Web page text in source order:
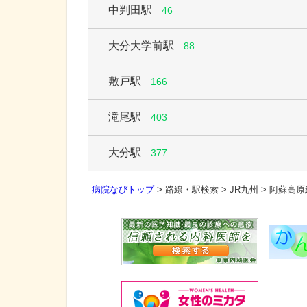
中判田駅 46
大分大学前駅 88
敷戸駅 166
滝尾駅 403
大分駅 377
病院なびトップ> 路線・駅検索 > JR九州 > 阿蘇高原